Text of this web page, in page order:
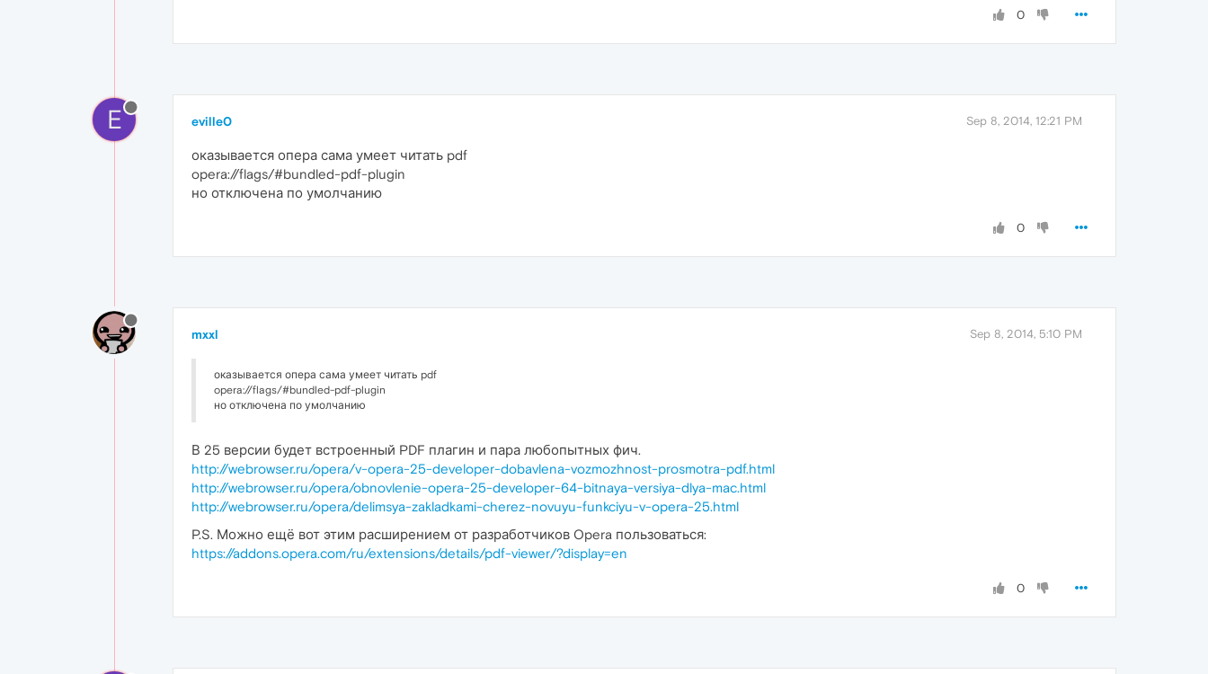
0
E eville0 Sep 8, 2014, 12:21 PM
оказывается опера сама умеет читать pdf
opera://flags/#bundled-pdf-plugin
но отключена по умолчанию
0
mxxl Sep 8, 2014, 5:10 PM
оказывается опера сама умеет читать pdf
opera://flags/#bundled-pdf-plugin
но отключена по умолчанию
В 25 версии будет встроенный PDF плагин и пара любопытных фич.
http://webrowser.ru/opera/v-opera-25-developer-dobavlena-vozmozhnost-prosmotra-pdf.html
http://webrowser.ru/opera/obnovlenie-opera-25-developer-64-bitnaya-versiya-dlya-mac.html
http://webrowser.ru/opera/delimsya-zakladkami-cherez-novuyu-funkciyu-v-opera-25.html
P.S. Можно ещё вот этим расширением от разработчиков Opera пользоваться:
https://addons.opera.com/ru/extensions/details/pdf-viewer/?display=en
0